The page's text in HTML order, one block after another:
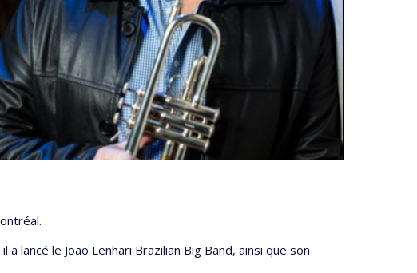
le João Lenhari Brazilian Big Band, ainsi que son